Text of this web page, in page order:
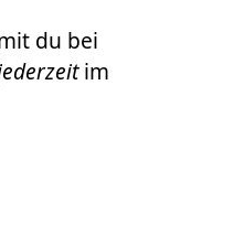
du bei
im